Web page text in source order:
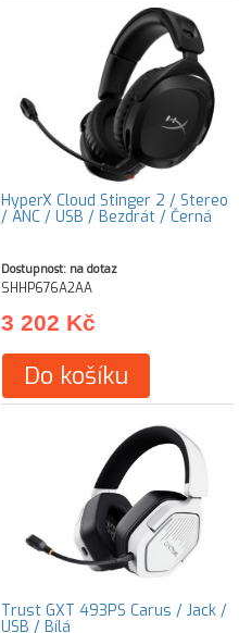
HyperX Cloud Stinger 2 / Stereo
/ ANC / USB / Bezdrát / Černá
Dostupnost: na dotaz
SHHP676A2AA
3 202 Kč
Do košíku
Trust GXT 493PS Carus / Jack /
USB / Bílá